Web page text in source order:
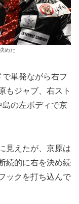
めた
単発ながら右フ
もジャブ、右スト
島の左ボディで京
見えたが、京原は
続的に右を決め続
ックを打ち込んで